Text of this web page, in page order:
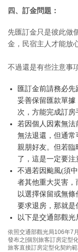
四、訂金問題：
先匯訂金只是彼此做
金，民宿主人才能放
不過還是有些注意事
匯訂金前請務必
妥善保留匯款單據
次，方能完成訂房
若因個人因素無
無法退還，但通
親朋好友。但若
了，這是一定要注
不過若因颱風(須
者其他重大災害
以選擇保留或無
要求退房，那就是
以下是交通部觀光
依照交通部觀光局106年7
發布之[個別旅客訂房定型
旅客直接訂房定型化契約範